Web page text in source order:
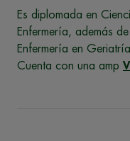
Es diplomada en
Enfermería, además
Enfermería en
Cuenta con una amp